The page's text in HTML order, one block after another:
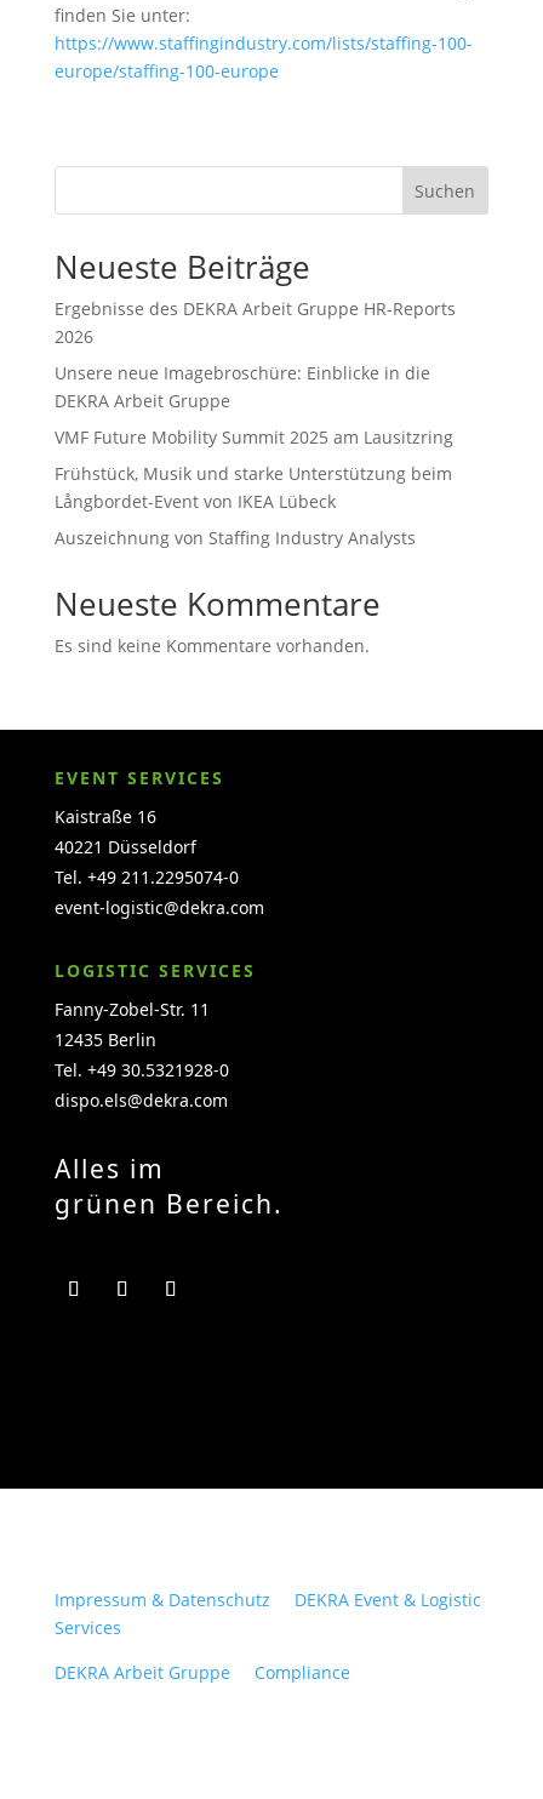
finden Sie unter:
https://www.staffingindustry.com/lists/staffing-100-
europe/staffing-100-europe
Suchen
Neueste Beiträge
Ergeb­nisse des DEKRA Arbeit Gruppe HR-Reports
2026
Unsere neue Image­bro­schüre: Einblicke in die
DEKRA Arbeit Gruppe
VMF Future Mobility Summit 2025 am Lausitzring
Frühstück, Musik und starke Unter­stützung beim
Långbordet-Event von IKEA Lübeck
Auszeichnung von Staffing Industry Analysts
Neueste Kommentare
Es sind keine Kommentare vorhanden.
EVENT SERVICES
Kaistraße 16
40221 Düsseldorf
Tel. +49 211.2295074-0
event-logistic@dekra.com
LOGISTIC SERVICES
Fanny-Zobel-Str. 11
12435 Berlin
Tel. +49 30.5321928-0
dispo.els@dekra.com
Alles im
grünen Bereich.
Impressum & Datenschutz
DEKRA Event & Logistic
Services
DEKRA Arbeit Gruppe
Compliance